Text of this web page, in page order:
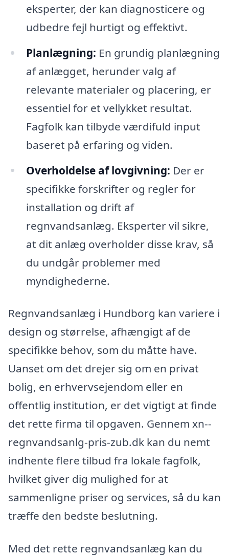
eksperter, der kan diagnosticere og
udbedre fejl hurtigt og effektivt.
Planlægning: En grundig planlægning
af anlægget, herunder valg af
relevante materialer og placering, er
essentiel for et vellykket resultat.
Fagfolk kan tilbyde værdifuld input
baseret på erfaring og viden.
Overholdelse af lovgivning: Der er
specifikke forskrifter og regler for
installation og drift af
regnvandsanlæg. Eksperter vil sikre,
at dit anlæg overholder disse krav, så
du undgår problemer med
myndighederne.
Regnvandsanlæg i Hundborg kan variere i
design og størrelse, afhængigt af de
specifikke behov, som du måtte have.
Uanset om det drejer sig om en privat
bolig, en erhvervsejendom eller en
offentlig institution, er det vigtigt at finde
det rette firma til opgaven. Gennem xn--
regnvandsanlg-pris-zub.dk kan du nemt
indhente flere tilbud fra lokale fagfolk,
hvilket giver dig mulighed for at
sammenligne priser og services, så du kan
træffe den bedste beslutning.
Med det rette regnvandsanlæg kan du